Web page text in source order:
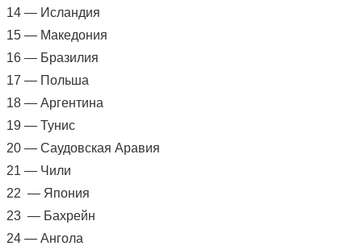
14 — Исландия
15 — Македония
16 — Бразилия
17 — Польша
18 — Аргентина
19 — Тунис
20 — Саудовская Аравия
21 — Чили
22 — Япония
23 — Бахрейн
24 — Ангола